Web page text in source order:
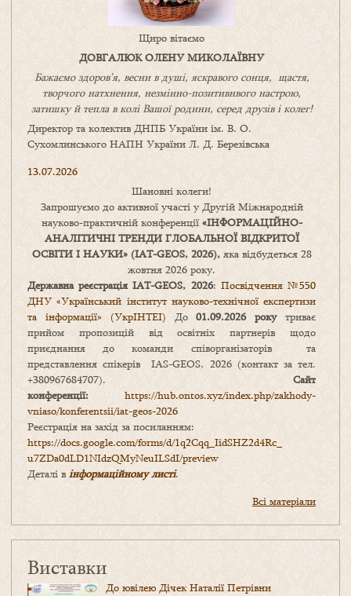
Щиро вітаємо
ДОВГАЛЮК ОЛЕНУ МИКОЛАЇВНУ
Бажаємо здоров’я, весни в душі, яскравого сонця, щастя,
творчого натхнення, незмінно-позитивнвого настрою,
затишкуйтепла в коліВашоїродини, серед друзів і колег!
Директор та колектив ДНПБ України ім. В. О.
Сухомлинського НАПН України Л. Д. Березівська
13.07.2026
Шановні колеги!
Запрошуємо до активної участі у Другій Міжнародній
науково-практичній конференції «ІНФОРМАЦІЙНО-
АНАЛІТИЧНІ ТРЕНДИ ГЛОБАЛЬНОЇ ВІДКРИТОЇ
ОСВІТИ І НАУКИ» (IAT-GEOS, 2026),яка відбудеться 28
жовтня 2026 року.
Державна реєстрація IAT-GEOS, 2026: Посвідчення №550
ДНУ «Український інститут науково-технічної експертизи
та інформації» (УкрІНТЕІ) До01.09.2026 рокутриває
прийом пропозицій від освітніх партнерів щодо
приєднання до команди співорганізаторів та
представлення спікерів IAS-GEOS, 2026 (контакт за тел.
+380967684707). Сайт
конференції: https://hub.ontos.xyz/index.php/zakhody-
vniaso/konferentsii/iat-geos-2026
Реєстрація на захід за посиланням:
https://docs.google.com/forms/d/1q2Cqq_IidSHZ2d4Rc_
u7ZDa0dLD1NIdzQMyNeuILSdI/preview
Деталі в інформаційному листі.
Всі матеріали
Виставки
До ювілею Дічек Наталії Петрівни